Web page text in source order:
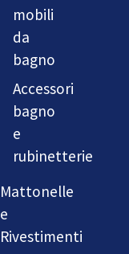
mobili
da
bagno
Accessori
bagno
e
rubinetterie
Mattonelle
e
Rivestimenti